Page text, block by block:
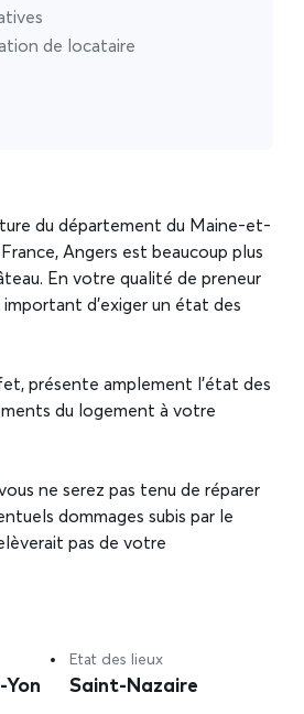
du département du Maine-et-
Angers est beaucoup plus
En votre qualité de preneur
d’exiger un état des
présente amplement l’état des
du logement à votre
ne serez pas tenu de réparer
dommages subis par le
pas de votre
Yon
Etat des lieux
Saint-Nazaire
de locataire